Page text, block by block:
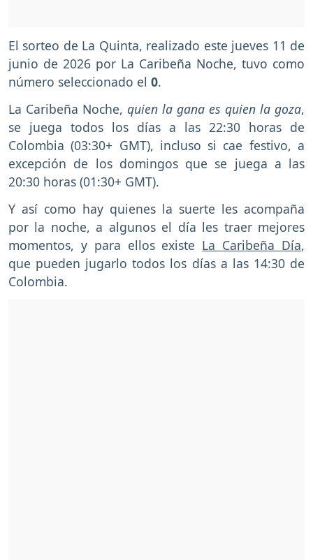
El sorteo de La Quinta, realizado este jueves 11 de
junio de 2026 por La Caribeña Noche, tuvo como
número seleccionado el 0.
La Caribeña Noche, quien la gana es quien la goza,
se juega todos los días a las 22:30 horas de
Colombia (03:30+ GMT), incluso si cae festivo, a
excepción de los domingos que se juega a las
20:30 horas (01:30+ GMT).
Y así como hay quienes la suerte les acompaña
por la noche, a algunos el día les traer mejores
momentos, y para ellos existe La Caribeña Día,
que pueden jugarlo todos los días a las 14:30 de
Colombia.